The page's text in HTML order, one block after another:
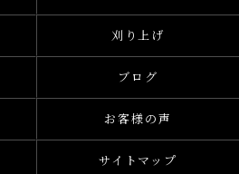
刈り上げ
ブログ
お客様の声
サイトマップ